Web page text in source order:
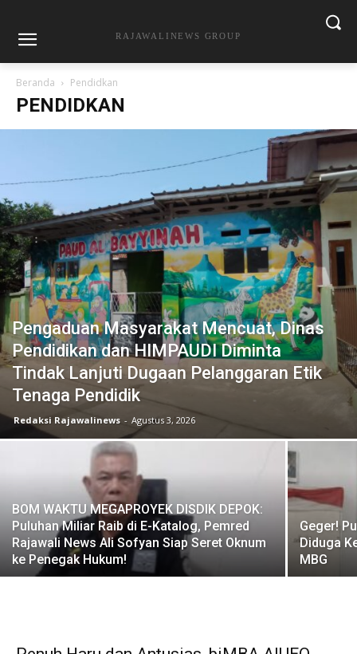
RAJAWALINEWS GROUP
Beranda Pendidkan
PENDIDKAN
Pengaduan Masyarakat Mencuat, Dinas
Pendidikan dan HIMPAUDI Diminta
Tindak Lanjuti Dugaan Pelanggaran Etik
Tenaga Pendidik
Redaksi Rajawalinews - Agustus 3, 2026
BOM WAKTU MEGAPROYEK DISDIK DEPOK:
Puluhan Miliar Raib di E-Katalog, Pemred
Rajawali News Ali Sofyan Siap Seret Oknum
ke Penegak Hukum!
Geger!
Diduga
MBG